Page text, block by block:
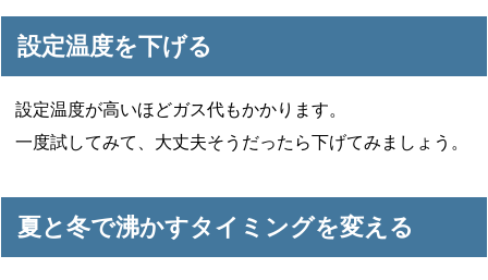
設定温度を下げる
設定温度が高いほどガス代もかかります。
一度試してみて、大丈夫そうだったら下げてみましょう。
夏と冬で沸かすタイミングを変える